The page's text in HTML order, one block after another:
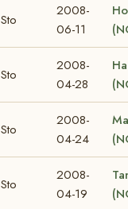
Sto
2008-
06-11
Sto
2008-
04-28
Sto
2008-
04-24
Sto
2008-
04-19